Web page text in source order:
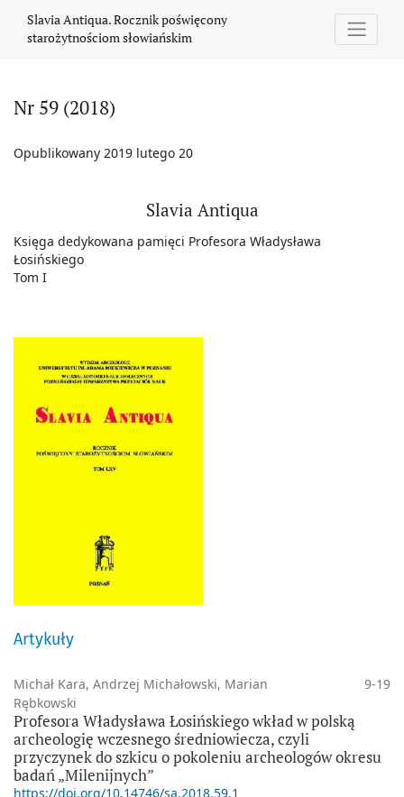
Slavia Antiqua. Rocznik poświęcony
starożytnościom słowiańskim
Nr 59 (2018)
Opublikowany 2019 lutego 20
Slavia Antiqua
Księga dedykowana pamięci Profesora Władysława
Łosińskiego
Tom I
Artykuły
Michał Kara, Andrzej Michałowski, Marian
Rębkowski
9-19
Profesora Władysława Łosińskiego wkład w polską
archeologię wczesnego średniowiecza, czyli
przyczynek do szkicu o pokoleniu archeologów okresu
badań „Milenijnych”
https://doi.org/10.14746/sa.2018.59.1